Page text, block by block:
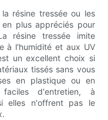
résine tressée ou les
plus appréciés pour
résine tressée imite
à l'humidité et aux UV
un excellent choix si
tissés sans vous
en plastique ou en
faciles d'entretien, à
elles n'offrent pas le